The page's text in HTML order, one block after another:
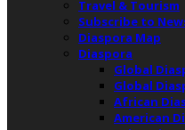
Travel & Tourism
Subscribe to
Diaspora Map
Diaspora
Global
Global
African
American